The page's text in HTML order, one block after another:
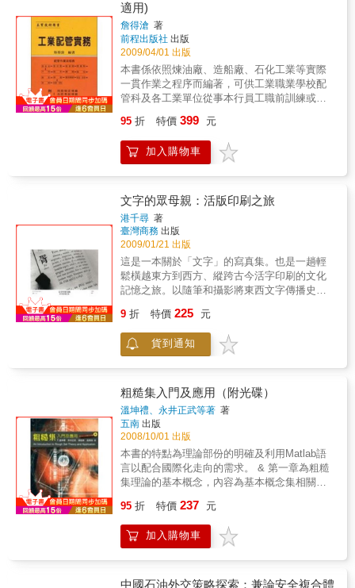
適用)
詹得滄 著
前程出版社 出版
2009/04/01 出版
本書係依照煉油廠、造船廠、石化工業等實際
一貫作業之程序而編著，可供工業職業學校配
管科及各工業單位從事本行員工職前訓練或在
程人員做參考研習之用。 本書以實用為
主，文字力求簡明，附有插圖，是學者易於吸
收領會，除能熟悉本職種相關知識外，更能適
模擬試題，附有解答，俾使讀者易於學習及認
識。適用指標：◎參加技術士檢定人員。◎相
關科系之學生。◎相關職業之從業人員。
95 折 特價 399 元
加入購物車
文字的眾母親：活版印刷之旅
港千尋 著
臺灣商務 出版
2009/01/21 出版
這是一本關於「文字」的寫真集。也是一趟輕
鬆橫越東方到西方、縱跨古今活字印刷的文化
記憶之旅。以隨筆和攝影將東西文字傳播史和
最後的一本。本書難得之處，在於深入幾乎是
禁地的法國國家印刷廠內部，為當今屈指可數
世界最古老的印刷廠，拍攝珍貴的照片紀錄。
觀察細膩的文字和充滿人文風格的影像呈現。
本書特色：★ 令人驚豔的「活字版印刷」專題
書！★ 穿插大量珍貴圖片，一睹傳統印刷工藝
之美。
9 折 特價 225 元
貨到通知
粗糙集入門及應用（附光碟）
溫坤禮、永井正武等著 著
五南 出版
2008/10/01 出版
本書的特點為理論部份的明確及利用Matlab語
言以配合國際化走向的需求。 & 第一章為粗糙
集理論的基本概念，內容為基本概念集相關軟
觀念，有不可分辨關係、下近似集、上近似
集、邊界集、正域、近似精確度、粗糙度、歸
屬函數、屬性約簡與核的介紹。 第三章對區間
的理論部分加以完整的解析。 第五章為應用實
95 折 特價 237 元
加入購物車
中國石油外交策略探索：兼論安全複合體